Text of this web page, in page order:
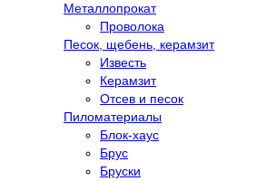
Металлопрокат
Проволока
Песок, щебень, керамзит
Известь
Керамзит
Отсев и песок
Пиломатериалы
Блок-хаус
Брус
Бруски